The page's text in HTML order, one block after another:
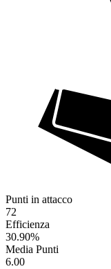
Punti in attacco
72
Efficienza
30.90%
Media Punti
6.00